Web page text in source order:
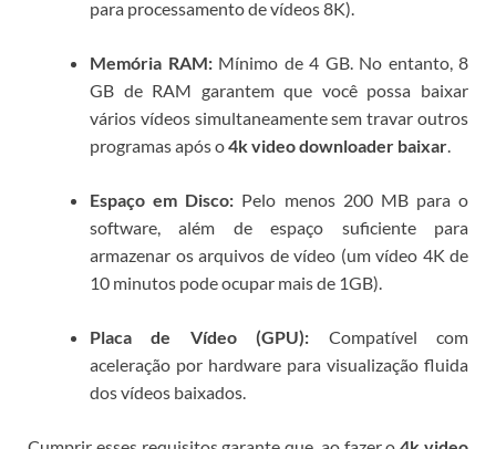
para processamento de vídeos 8K).
Memória RAM:Mínimo de 4 GB. No entanto, 8
GB de RAM garantem que você possa baixar
vários vídeos simultaneamente sem travar outros
programas após o4k video downloader baixar.
Espaço em Disco: Pelo menos 200 MB para o
software, além de espaço suficiente para
armazenar os arquivos de vídeo (um vídeo 4K de
10 minutos pode ocupar mais de 1GB).
Placa de Vídeo (GPU): Compatível com
aceleração por hardware para visualização fluida
dos vídeos baixados.